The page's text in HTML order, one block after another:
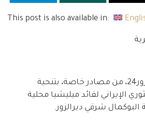
This post is also available in:
علمت شبكة ديرالزور24، من مصادر خاصة، بتنحية
الإيراني لقائد ميليشيا محلية
البوكمال شرقي ديرالزور.